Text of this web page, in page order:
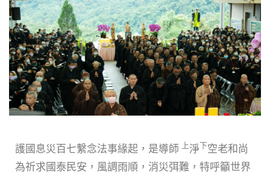
護國息災百七繫念法事緣起，是導師 上淨下空老和尚
為祈求國泰民安，風調雨順，消災弭難，特呼籲世界